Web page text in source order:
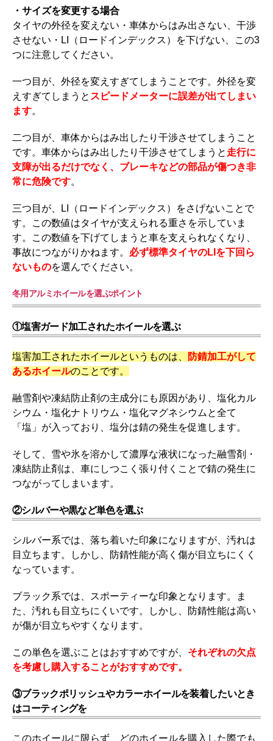
・サイズを変更する場合
タイヤの外径を変えない・車体からはみ出さない、干渉
させない・LI（ロードインデックス）を下げない、この3
つに注意してください。
一つ目が、外径を変えすぎてしまうことです。外径を変
えすぎてしまうと スピードメーターに誤差が出てしまい
ます。
二つ目が、車体からはみ出したり干渉させてしまうこと
です。車体からはみ出したり干渉させてしまうと 走行に
支障が出るだけでなく、ブレーキなどの部品が傷つき非
常に危険です。
三つ目が、LI（ロードインデックス）をさげないことで
す。この数値はタイヤが支えられる重さを示していま
す。この数値を下げてしまうと車を支えられなくなり、
事故につながりかねます。 必ず標準タイヤのLIを下回ら
ないものを選んでください。
冬用アルミホイールを選ぶポイント
①塩害ガード加工されたホイールを選ぶ
塩害加工されたホイールというものは、
防錆加工がして
あるホイールのことです。
融雪剤や凍結防止剤の主成分にも原因があり、塩化カル
シウム・塩化ナトリウム・塩化マグネシウムと全て
「塩」が入っており、塩分は錆の発生を促進します。
そして、雪や氷を溶かして濃厚な液状になった融雪剤・
凍結防止剤は、車にしつこく張り付くことで錆の発生に
つながってしまいます。
②シルバーや黒など単色を選ぶ
シルバー系では、落ち着いた印象になりますが、汚れは
目立ちます。しかし、防錆性能が高く傷が目立ちにくく
なっています。
ブラック系では、スポーティーな印象となります。ま
た、汚れも目立ちにくいです。しかし、防錆性能は高い
が傷が目立ちやすくなります。
この単色を選ぶことはおすすめですが、 それぞれの欠点
を考慮し購入することがおすすめです。
③ブラックポリッシュやカラーホイールを装着したいとき
はコーティングを
このホイールに限らず、どのホイールを購入した際でも